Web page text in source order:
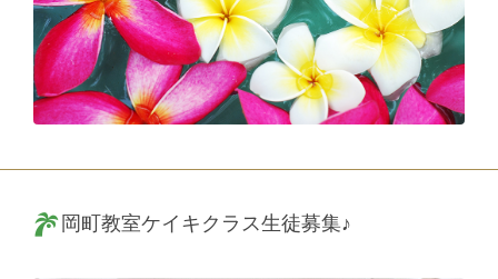
岡町教室ケイキクラス生徒募集♪